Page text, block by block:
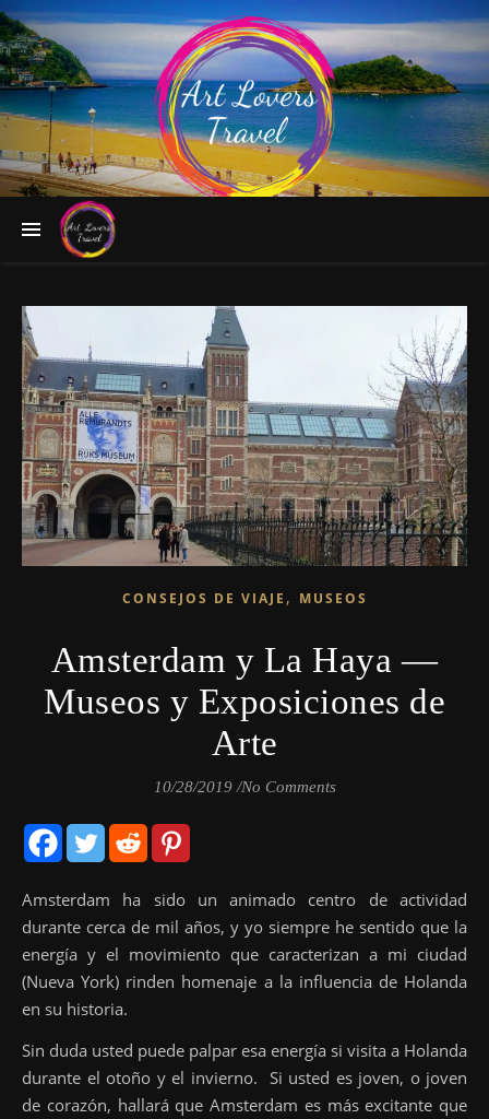
Follow the Greatest Artists to Fascinating Destinations
CONSEJOS DE VIAJE , MUSEOS
Amsterdam y La Haya —
Museos y Exposiciones de
Arte
10/28/2019 /No Comments
Amsterdam ha sido un animado centro de actividad
durante cerca de mil años, y yo siempre he sentido que la
energía y el movimiento que caracterizan a mi ciudad
(Nueva York) rinden homenaje a la influencia de Holanda
en su historia.
Sin duda usted puede palpar esa energía si visita a Holanda
durante el otoño y el invierno. Si usted es joven, o joven
de corazón, hallará que Amsterdam es más excitante que